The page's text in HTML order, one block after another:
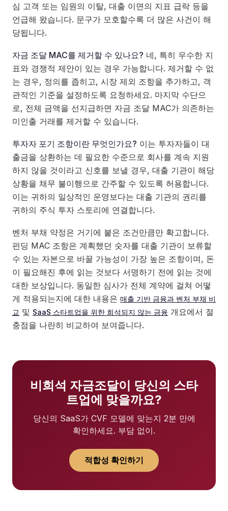
심 고객 또는 임원의 이탈, 대출 이면의 지표 급락 등을
언급해 왔습니다. 문구가 모호할수록 더 많은 사건이 해
당됩니다.
자금 조달 MAC를 제거할 수 있나요? 네, 특히 우수한 지
표와 경쟁적 제안이 있는 경우 가능합니다. 제거할 수 없
는 경우, 정의를 좁히고, 시장 제외 조항을 추가하고, 객
관적인 기준을 설정하도록 요청하세요. 마지막 수단으
로, 전체 금액을 선지급하면 자금 조달 MAC가 의존하는
미인출 거래를 제거할 수 있습니다.
투자자 포기 조항이란 무엇인가요? 이는 투자자들이 대
출금을 상환하는 데 필요한 수준으로 회사를 계속 지원
하지 않을 것이라고 신호를 보낼 경우, 대출 기관이 해당
상황을 채무 불이행으로 간주할 수 있도록 허용합니다.
이는 귀하의 일상적인 운영보다는 대출 기관의 권리를
귀하의 주식 투자 스토리에 연결합니다.
벤처 부채 약정은 거기에 붙은 조건만큼만 확고합니다.
펀딩 MAC 조항은 계획했던 숫자를 대출 기관이 보류할
수 있는 자본으로 바꿀 가능성이 가장 높은 조항이며, 돈
이 필요해진 후에 읽는 것보다 서명하기 전에 읽는 것에
대한 보상입니다. 동일한 심사가 전체 계약에 걸쳐 어떻
게 적용되는지에 대한 내용은 매출 기반 금융과 벤처 부채 비
교 및 SaaS 스타트업을 위한 희석되지 않는 금융 개요에서 절
충점을 나란히 비교하여 보여줍니다.
비희석 자금조달이 당신의 스타
트업에 맞을까요?
당신의 SaaS가 CVF 모델에 맞는지 2분 만에
확인하세요. 부담 없이.
적합성 확인하기